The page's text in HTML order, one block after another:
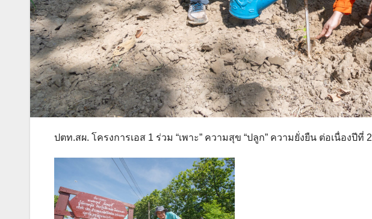
ปตท.สผ. โครงการเอส 1 ร่วม “เพาะ” ความสุข “ปลูก” ความยั่งยืน ต่อเนื่องปีที่ 2